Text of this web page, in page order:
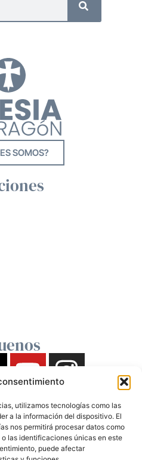
utilizamos tecnologías como las
a la información del dispositivo. El
nos permitirá procesar datos como
las identificaciones únicas en este
puede afectar
SOMOS?